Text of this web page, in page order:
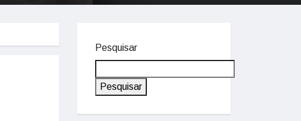
Pesquisar
Pesquisar